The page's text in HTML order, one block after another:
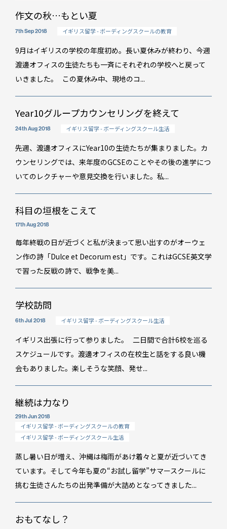
イベント情報
スタッフブログ
GTT通信
卒業生・保護者の声
アクセス
作文の秋…もとい夏
7th Sep 2018 イギリス留学 - ボーディングスクールの教育
9月はイギリスの学校の年度初め。長い夏休みが終わり、今週
渡邊オフィスの生徒たちも一斉にそれぞれの学校へと戻って
いきました。 この夏休み中、現地のコ...
Year10グループカウンセリングを終えて
24th Aug 2018 イギリス留学 - ボーディングスクール生活
先週、渡邊オフィスにYear10の生徒たちが集まりました。カ
ウンセリングでは、来年度のGCSEのことやその後の進学につ
いてのレクチャーや意見交換を行いました。私...
科目の垣根をこえて
17th Aug 2018
毎年終戦の日が近づくと私が決まって思い出すのがオーウェ
ン作の詩「Dulce et Decorum est」です。これはGCSE英文学
で習った反戦の詩で、戦争を美...
学校訪問
6th Jul 2018 イギリス留学 - ボーディングスクール生活
イギリス出張に行って参りました。 二日間で合計6校を巡る
スケジュールです。渡邊オフィスの在校生と話をする良い機
会もありました。楽しそうな笑顔、発せ...
継続は力なり
29th Jun 2018
イギリス留学 - ボーディングスクールの教育
イギリス留学 - ボーディングスクール生活
蒸し暑い日が増え、沖縄は梅雨があけ着々と夏が近づいてき
ています。そして今年も夏の“お試し留学”サマースクールに
挑む生徒さんたちの出発準備が大詰めとなってきました...
おもてなし？